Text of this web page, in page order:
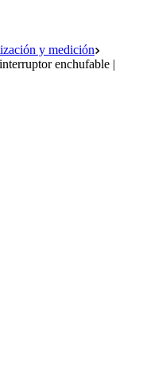
y medición
enchufable |